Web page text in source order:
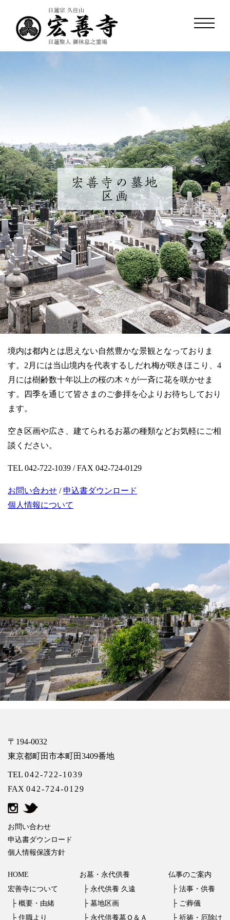
宏善寺の墓地
区画
境内は都内とは思えない自然豊かな景観となっておりま
す。2月には当山境内を代表するしだれ梅が咲きほこり、4
月には樹齢数十年以上の桜の木々が一斉に花を咲かせま
す。四季を通じて皆さまのご参拝を心よりお待ちしており
ます。
空き区画や広さ、建てられるお墓の種類などお気軽にご相
談ください。
TEL 042-722-1039 / FAX 042-724-0129
お問い合わせ / 申込書ダウンロード
個人情報について
〒194-0032
東京都町田市本町田3409番地
TEL 042-722-1039
FAX 042-724-0129
お問い合わせ
申込書ダウンロード
個人情報保護方針
HOME
宏善寺について
├ 概要・由緒
├ 住職より
お墓・永代供養
├ 永代供養 久遠
├ 墓地区画
├ 永代供養墓Ｑ＆Ａ
仏事のご案内
├ 法事・供養
├ ご葬儀
├ 祈祷・厄除け